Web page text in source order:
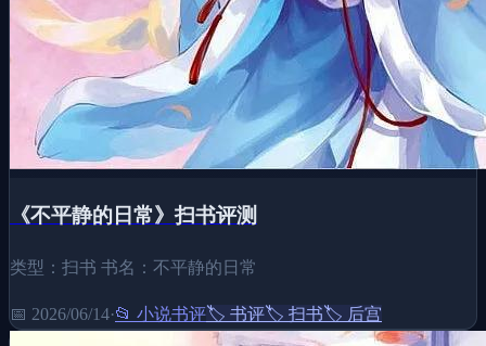
《不平静的日常》扫书评测
类型：扫书 书名：不平静的日常
📅 2026/06/14·📂 小说书评🏷️ 书评🏷️ 扫书🏷️ 后宫